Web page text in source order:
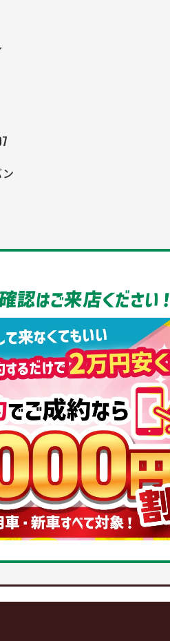
認はご来店ください！